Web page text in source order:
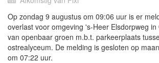
Op zondag 9 augustus om 09:06 uur is er
overlast voor omgeving 's-Heer Elsdorpweg
van openbaar groen m.b.t. parkeerplaats
ostrealyceum. De melding is gesloten op
om 07:22 uur.